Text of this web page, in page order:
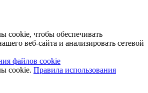
cookie, чтобы обеспечивать
веб-сайта и анализировать сетевой
файлов cookie
cookie. Правила использования